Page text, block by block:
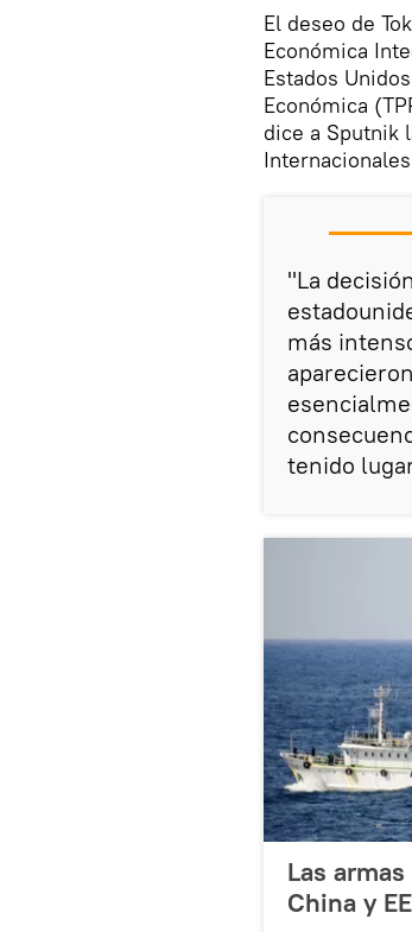
El deseo de
Económica
Estados
Económica
dice a Sputnik
"La
más
tenido
Las
China y